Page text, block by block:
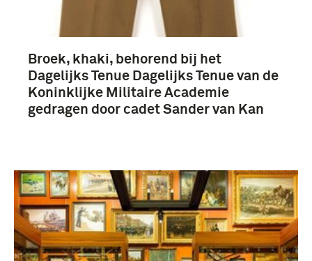
Broek, khaki, behorend bij het
Dagelijks Tenue Dagelijks Tenue van de
Koninklijke Militaire Academie
gedragen door cadet Sander van Kan